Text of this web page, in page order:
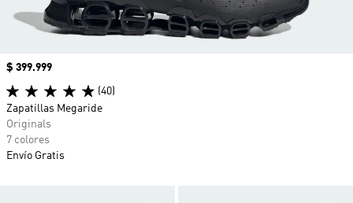
Precio
$ 399.999
(40)
Zapatillas Megaride
Originals
7 colores
Envío Gratis